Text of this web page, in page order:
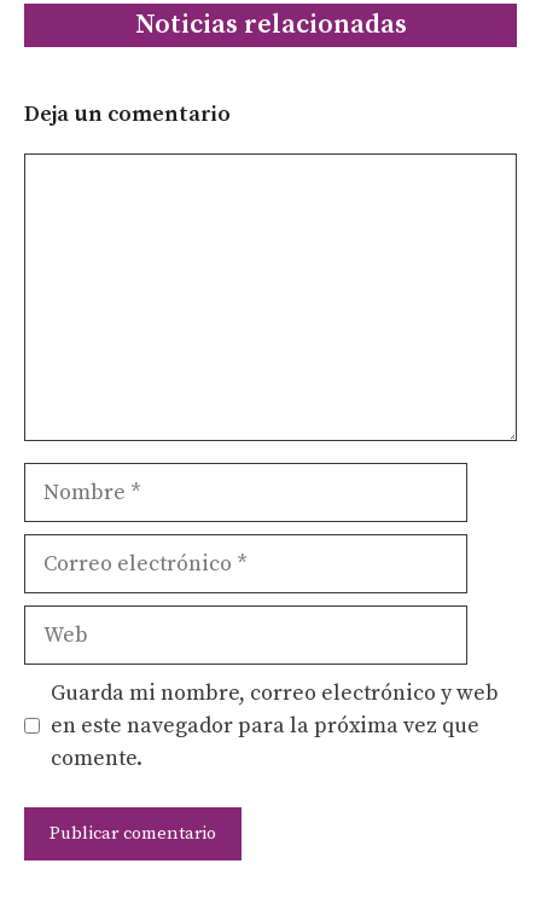
Noticias relacionadas
Deja un comentario
Nombre
Correo
Web
Guarda mi nombre, correo electrónico y web
en este navegador para la próxima vez que
comente.